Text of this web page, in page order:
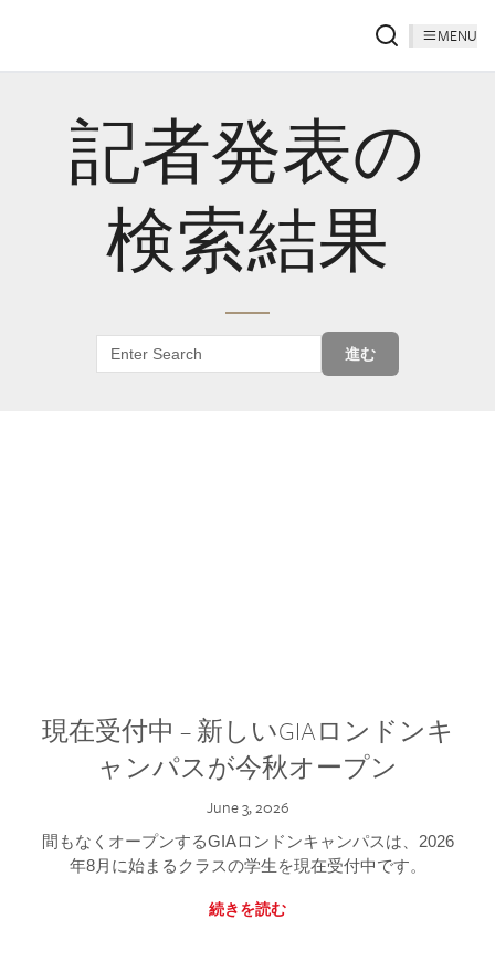
MENU
記者発表の
検索結果
進む
現在受付中 – 新しいGIAロンドンキ
ャンパスが今秋オープン
June 3, 2026
間もなくオープンするGIAロンドンキャンパスは、2026
年8月に始まるクラスの学生を現在受付中です。
続きを読む